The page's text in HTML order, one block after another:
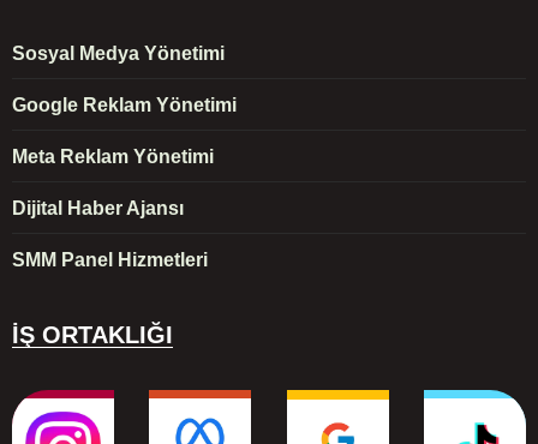
Sosyal Medya Yönetimi
Google Reklam Yönetimi
Meta Reklam Yönetimi
Dijital Haber Ajansı
SMM Panel Hizmetleri
İŞ ORTAKLIĞI